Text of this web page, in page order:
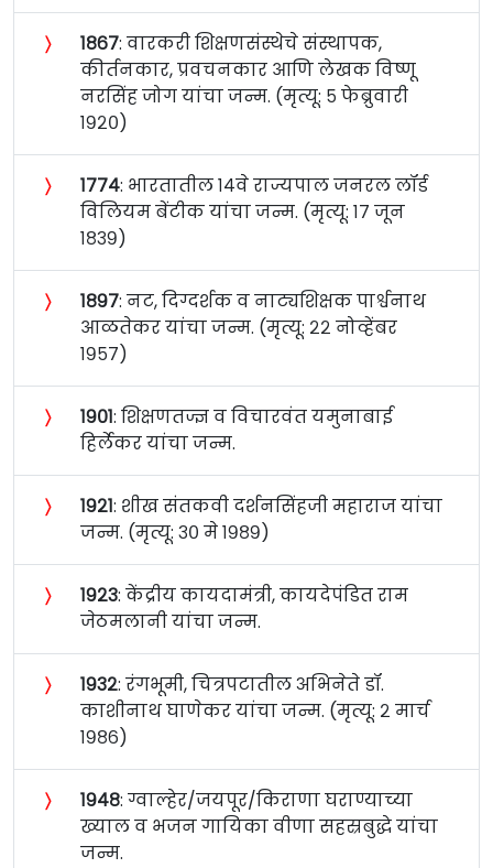
〉 १८६७: वारकरी शिक्षणसंस्थेचे संस्थापक,
कीर्तनकार, प्रवचनकार आणि लेखक विष्णू
नरसिंह जोग यांचा जन्म. (मृत्यू: ५ फेब्रुवारी
१९२०)
〉 १७७४: भारतातील १४वे राज्यपाल जनरल लॉर्ड
विलियम बेंटीक यांचा जन्म. (मृत्यू: १७ जून
१८३९)
〉 १८९७: नट, दिग्दर्शक व नाट्यशिक्षक पार्श्वनाथ
आळतेकर यांचा जन्म. (मृत्यू: २२ नोव्हेंबर
१९५७)
〉 १९०१: शिक्षणतज्ज्ञ व विचारवंत यमुनाबाई
हिर्लेकर यांचा जन्म.
〉 १९२१: शीख संतकवी दर्शनसिंहजी महाराज यांचा
जन्म. (मृत्यू: ३० मे १९८९)
〉 १९२३: केंद्रीय कायदामंत्री, कायदेपंडित राम
जेठमलानी यांचा जन्म.
〉 १९३२: रंगभूमी, चित्रपटातील अभिनेते डॉ.
काशीनाथ घाणेकर यांचा जन्म. (मृत्यू: २ मार्च
१९८६)
〉 १९४८: ग्वाल्हेर/जयपूर/किराणा घराण्याच्या
ख्याल व भजन गायिका वीणा सहस्रबुद्धे यांचा
जन्म.